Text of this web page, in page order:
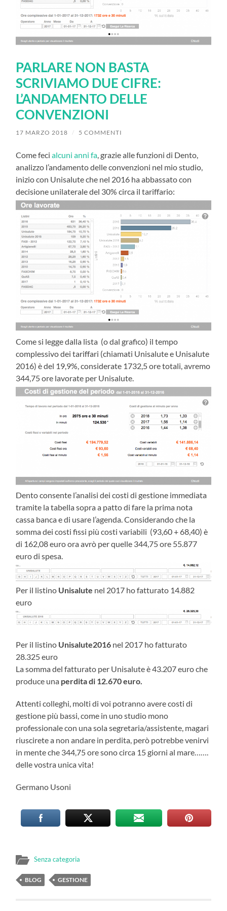
PARLARE NON BASTA
SCRIVIAMO DUE CIFRE:
L’ANDAMENTO DELLE
CONVENZIONI
17 MARZO 2018 / 5 COMMENTI
Come fecialcuni anni fa, grazie alle funzioni di Dento,
analizzo l’andamento delle convenzioni nel mio studio,
inizio con Unisalute che nel 2016 ha abbassato con
decisione unilaterale del 30% circa il tariffario:
Come si legge dalla lista (o dal grafico) il tempo
complessivo dei tariffari (chiamati Unisalute e Unisalute
2016) è del 19,9%, considerate 1732,5 ore totali, avremo
344,75 ore lavorate per Unisalute.
Dento consente l’analisi dei costi di gestione immediata
tramite la tabella sopra a patto di fare la prima nota
cassa banca e di usare l’agenda. Considerando che la
somma dei costi fissi più costi variabili (93,60 + 68,40) è
di 162,08 euro ora avrò per quelle 344,75 ore 55.877
euro di spesa.
Per il listino Unisalute nel 2017 ho fatturato 14.882
euro
Per il listino Unisalute2016 nel 2017 ho fatturato
28.325 euro
La somma del fatturato per Unisalute è 43.207 euro che
produce una perdita di 12.670 euro.
Attenti colleghi, molti di voi potranno avere costi di
gestione più bassi, come in uno studio mono
professionale con una sola segretaria/assistente, magari
riuscirete a non andare in perdita, però potrebbe venirvi
in mente che 344,75 ore sono circa 15 giorni al mare…….
delle vostra unica vita!
Germano Usoni
Senza categoria
BLOG GESTIONE